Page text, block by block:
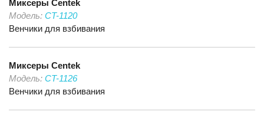
Миксеры Centek
Модель: CT-1120
Венчики для взбивания
Миксеры Centek
Модель: CT-1126
Венчики для взбивания